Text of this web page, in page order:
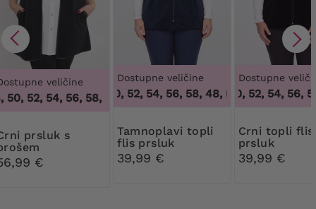
veličine
52, 54, 56, 58, 60, 62, 64,46, 48, 50, 52, 54, 56, 58,
s
€
Dostupne veličine
48, 50, 52, 54, 56, 58,48, 50, 52, 54, 56, 58
Tamnoplavi topli
flis prsluk
39,99 €
Dostupne
48, 50, 52, 54, 56, 58
Crni topli flis
prsluk
39,99 €